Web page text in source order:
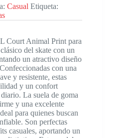
Casual Etiqueta:
Court Animal Print para
del skate con un
un atractivo diseño
con una
y resistente, estas
y un confort
La suela de goma
y una excelente
para quienes buscan
Son perfectas
casuales, aportando un